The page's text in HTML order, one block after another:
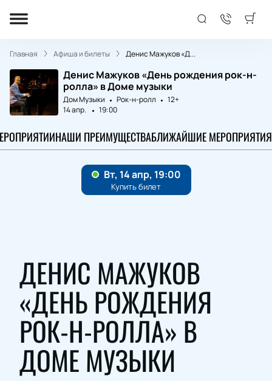
Главная Афиша и билеты Денис Мажуков «Д...
Денис Мажуков «День рождения рок-н-
ролла» в Доме музыки
Дом Музыки Рок-н-ролл
12+
14 апр.
19:00
НАШИ ПРЕИМУЩЕСТВАБЛИЖАЙШИЕ МЕРОПРИЯТИЯ
ДЕНИС МАЖУКОВ
«ДЕНЬ РОЖДЕНИЯ
РОК-Н-РОЛЛА» В
ДОМЕ МУЗЫКИ